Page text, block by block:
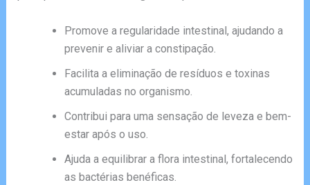
Promove a regularidade intestinal, ajudando a
prevenir e aliviar a constipação.
Facilita a eliminação de resíduos e toxinas
acumuladas no organismo.
Contribui para uma sensação de leveza e bem-
estar após o uso.
Ajuda a equilibrar a flora intestinal, fortalecendo
as bactérias benéficas.